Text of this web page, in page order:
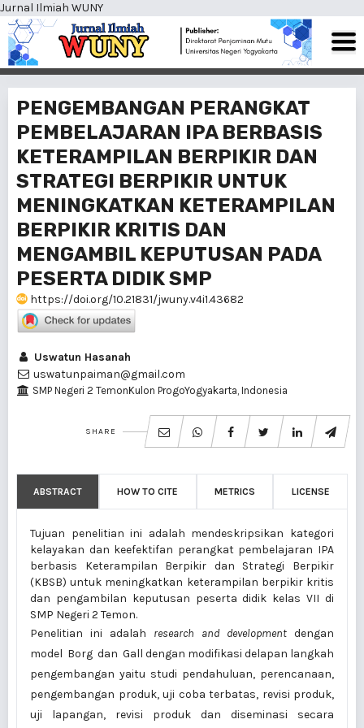
Jurnal Ilmiah WUNY
PENGEMBANGAN PERANGKAT
PEMBELAJARAN IPA BERBASIS
KETERAMPILAN BERPIKIR DAN
STRATEGI BERPIKIR UNTUK
MENINGKATKAN KETERAMPILAN
BERPIKIR KRITIS DAN
MENGAMBIL KEPUTUSAN PADA
PESERTA DIDIK SMP
https://doi.org/10.21831/jwuny.v4i1.43682
Uswatun Hasanah
uswatunpaiman@gmail.com
SMP Negeri 2 TemonKulon ProgoYogyakarta, Indonesia
SHARE
ABSTRACT HOW TO CITE METRICS LICENSE
Tujuan penelitian ini adalah mendeskripsikan kategori
kelayakan dan keefektifan perangkat pembelajaran IPA
berbasis Keterampilan Berpikir dan Strategi Berpikir
(KBSB) untuk meningkatkan keterampilan berpikir kritis
dan pengambilan keputusan peserta didik kelas VII di
SMP Negeri 2 Temon.
Penelitian ini adalah research and development dengan
model Borg dan Gall dengan modifikasi delapan langkah
pengembangan yaitu studi pendahuluan, perencanaan,
pengembangan produk, uji coba terbatas, revisi produk,
uji lapangan, revisi produk dan diseminasi secara